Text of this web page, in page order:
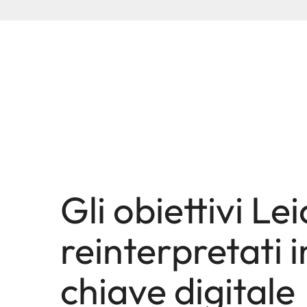
Gli obiettivi
reinterpretati
chiave digitale